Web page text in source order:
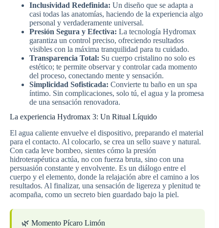
Inclusividad Redefinida: Un diseño que se adapta a
casi todas las anatomías, haciendo de la experiencia algo
personal y verdaderamente universal.
Presión Segura y Efectiva: La tecnología Hydromax
garantiza un control preciso, ofreciendo resultados
visibles con la máxima tranquilidad para tu cuidado.
Transparencia Total: Su cuerpo cristalino no solo es
estético; te permite observar y controlar cada momento
del proceso, conectando mente y sensación.
Simplicidad Sofisticada: Convierte tu baño en un spa
íntimo. Sin complicaciones, solo tú, el agua y la promesa
de una sensación renovadora.
La experiencia Hydromax 3: Un Ritual Líquido
El agua caliente envuelve el dispositivo, preparando el material
para el contacto. Al colocarlo, se crea un sello suave y natural.
Con cada leve bombeo, sientes cómo la presión
hidroterapéutica actúa, no con fuerza bruta, sino con una
persuasión constante y envolvente. Es un diálogo entre el
cuerpo y el elemento, donde la relajación abre el camino a los
resultados. Al finalizar, una sensación de ligereza y plenitud te
acompaña, como un secreto bien guardado bajo la piel.
🌿 Momento Pícaro Limón